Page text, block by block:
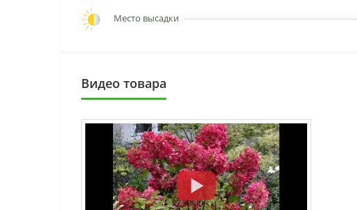
Место высадки
Видео товара